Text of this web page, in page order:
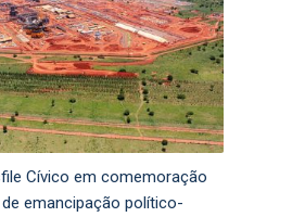
Cívico em comemoração
emancipação político-